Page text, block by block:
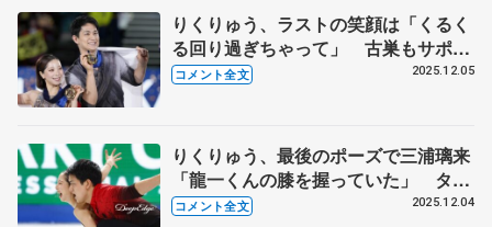
りくりゅう、ラストの笑顔は「くるく
る回り過ぎちゃって」 古巣もサポー
ト、五輪へ「こうして表彰台に戻りた
コメント全文 2025.12.05
りくりゅう、最後のポーズで三浦璃来
「龍一くんの膝を握っていた」 タイ
ミングがずれて手を付きそうになり、
コメント全文 2025.12.04